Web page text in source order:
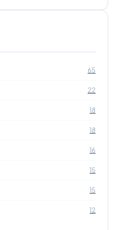
65
22
18
18
16
15
15
12